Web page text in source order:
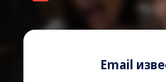
Email